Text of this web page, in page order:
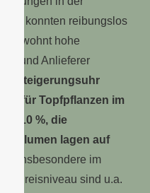
konnten reibungslos
gewohnt hohe
und Anlieferer
Versteigerungsuhr
für Topfpflanzen im
10 %, die
lagen auf
insbesondere im
Preisniveau sind u.a.